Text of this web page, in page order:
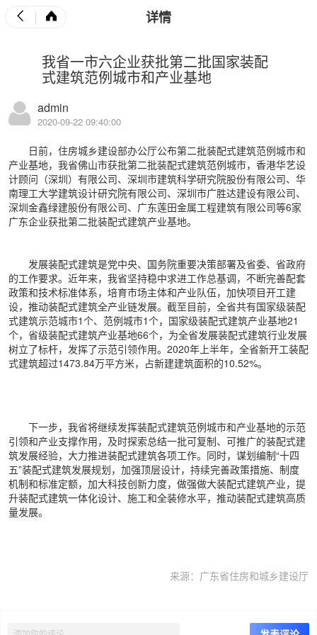
详情
我省一市六企业获批第二批国家装配
式建筑范例城市和产业基地
admin
2020-09-22 09:40:00
日前，住房城乡建设部办公厅公布第二批装配式建筑范例城市和
产业基地，我省佛山市获批第二批装配式建筑范例城市，香港华艺设
计顾问（深圳）有限公司、深圳市建筑科学研究院股份有限公司、华
南理工大学建筑设计研究院有限公司、深圳市广胜达建设有限公司、
深圳金鑫绿建股份有限公司、广东莲田金属工程建筑有限公司等6家
广东企业获批第二批装配式建筑产业基地。
发展装配式建筑是党中央、国务院重要决策部署及省委、省政府
的工作要求。近年来，我省坚持稳中求进工作总基调，不断完善配套
政策和技术标准体系，培育市场主体和产业队伍，加快项目开工建
设，推动装配式建筑全产业链发展。截至目前，全省共有国家级装配
式建筑示范城市1个、范例城市1个，国家级装配式建筑产业基地21
个，省级装配式建筑产业基地66个，为全省发展装配式建筑行业发展
树立了标杆，发挥了示范引领作用。2020年上半年，全省新开工装配
式建筑超过1473.84万平方米，占新建建筑面积的10.52%。
下一步，我省将继续发挥装配式建筑范例城市和产业基地的示范
引领和产业支撑作用，及时探索总结一批可复制、可推广的装配式建
筑发展经验，大力推进装配式建筑各项工作。同时，谋划编制“十四
五”装配式建筑发展规划，加强顶层设计，持续完善政策措施、制度
机制和标准定额，加大科技创新力度，做强做大装配式建筑产业，提
升装配式建筑一体化设计、施工和全装修水平，推动装配式建筑高质
量发展。
来源：广东省住房和城乡建设厅
下一篇